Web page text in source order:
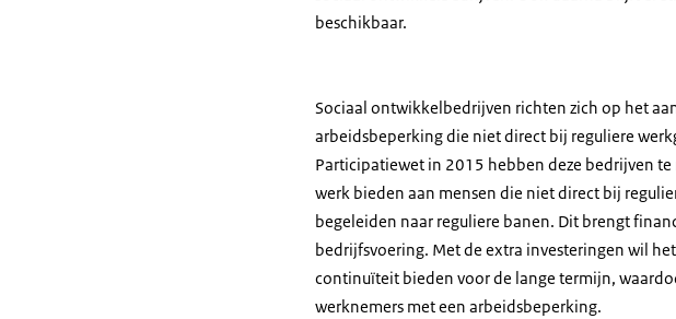
beschikbaar.
Sociaal ontwikkelbedrijven richten zich op het
arbeidsbeperking die niet direct bij reguliere
Participatiewet in 2015 hebben deze bedrijven
werk bieden aan mensen die niet direct bij
begeleiden naar reguliere banen. Dit brengt
bedrijfsvoering. Met de extra investeringen wil
continuïteit bieden voor de lange termijn,
werknemers met een arbeidsbeperking.